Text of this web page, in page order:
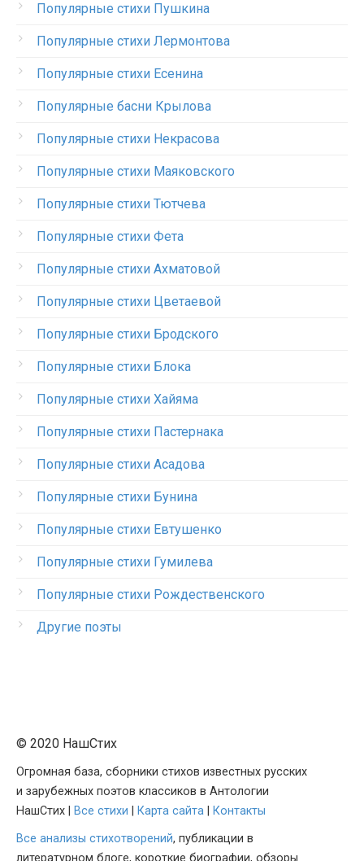
Популярные стихи Пушкина
Популярные стихи Лермонтова
Популярные стихи Есенина
Популярные басни Крылова
Популярные стихи Некрасова
Популярные стихи Маяковского
Популярные стихи Тютчева
Популярные стихи Фета
Популярные стихи Ахматовой
Популярные стихи Цветаевой
Популярные стихи Бродского
Популярные стихи Блока
Популярные стихи Хайяма
Популярные стихи Пастернака
Популярные стихи Асадова
Популярные стихи Бунина
Популярные стихи Евтушенко
Популярные стихи Гумилева
Популярные стихи Рождественского
Другие поэты
© 2020 НашСтих
Огромная база, сборники стихов известных русских
и зарубежных поэтов классиков в Антологии
НашСтих |
Все стихи Карта сайта
Контакты
Все анализы стихотворений, публикации в
литературном блоге, короткие биографии, обзоры